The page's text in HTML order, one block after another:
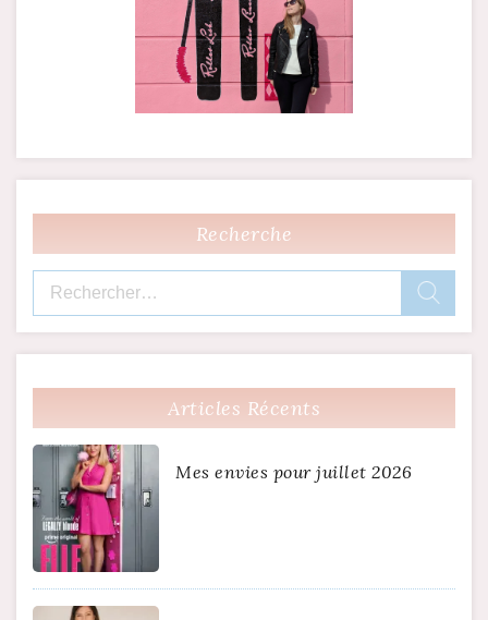
Recherche
Rechercher :
Articles Récents
Mes envies pour juillet 2026